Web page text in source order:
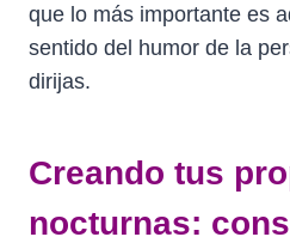
que lo más importante es
sentido del humor de la
dirijas.
Creando tus
nocturnas: